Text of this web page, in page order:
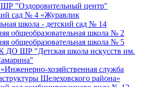
"Оздоровительный центр"
сад № 4 «Журавлик
школа - детский сад № 14
общеобразовательная школа № 2
общеобразовательная школа № 5
ШР "Детская школа искусств им.
хозяйственная служба
Шелеховского района»